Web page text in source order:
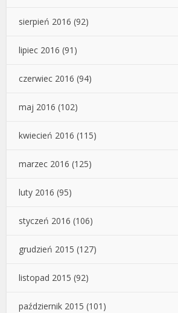
sierpień 2016 (92)
lipiec 2016 (91)
czerwiec 2016 (94)
maj 2016 (102)
kwiecień 2016 (115)
marzec 2016 (125)
luty 2016 (95)
styczeń 2016 (106)
grudzień 2015 (127)
listopad 2015 (92)
październik 2015 (101)